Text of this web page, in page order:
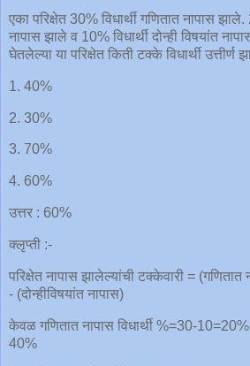
एका परिक्षेत 30% विधार्थी गणितात नापास झाले.
नापास झाले व 10% विधार्थी दोन्ही विषयांत
घेतलेल्या या परिक्षेत किती टक्के विधार्थी उत्तीर्ण
1. 40%
2. 30%
3. 70%
4. 60%
उत्तर : 60%
क्लृप्ती :-
परिक्षेत नापास झालेल्यांची टक्केवारी =
- (दोन्हीविषयांत नापास)
केवळ गणितात नापास विधार्थी %=30-
40%